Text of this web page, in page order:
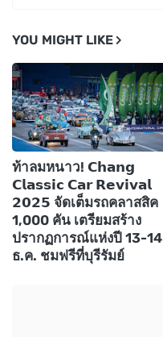
YOU MIGHT LIKE
ท้าลมหนาว! 𝗖𝗵𝗮𝗻𝗴
𝗖𝗹𝗮𝘀𝘀𝗶𝗰 𝗖𝗮𝗿 𝗥𝗲𝘃𝗶𝘃𝗮𝗹
𝟮𝟬𝟮𝟱 จัดเต็มรถคลาสสิค
1,000 คัน เตรียมสร้าง
ปรากฏการณ์แห่งปี 13-14
ธ.ค. ชมฟรีที่บุรีรัมย์